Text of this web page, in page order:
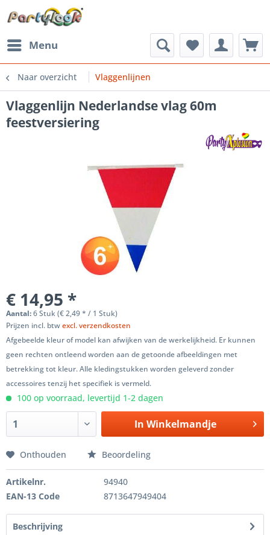
Menu
Naar overzicht Vlaggenlijnen
Vlaggenlijn Nederlandse vlag 60m
feestversiering
€ 14,95 *
Aantal:6 Stuk (€ 2,49 * / 1 Stuk)
Prijzen incl. btwexcl. verzendkosten
Afgebeelde kleur of model kan afwijken van de werkelijkheid. Er kunnen
geen rechten ontleend worden aan de getoonde afbeeldingen met
betrekking tot kleur. Alle kledingstukken worden geleverd zonder
accessoires tenzij het specifiek is vermeld.
100 op voorraad, levertijd 1-2 dagen
In Winkelmandje
Onthouden Beoordeling
Artikelnr.
94940
EAN-13 Code
8713647949404
Beschrijving